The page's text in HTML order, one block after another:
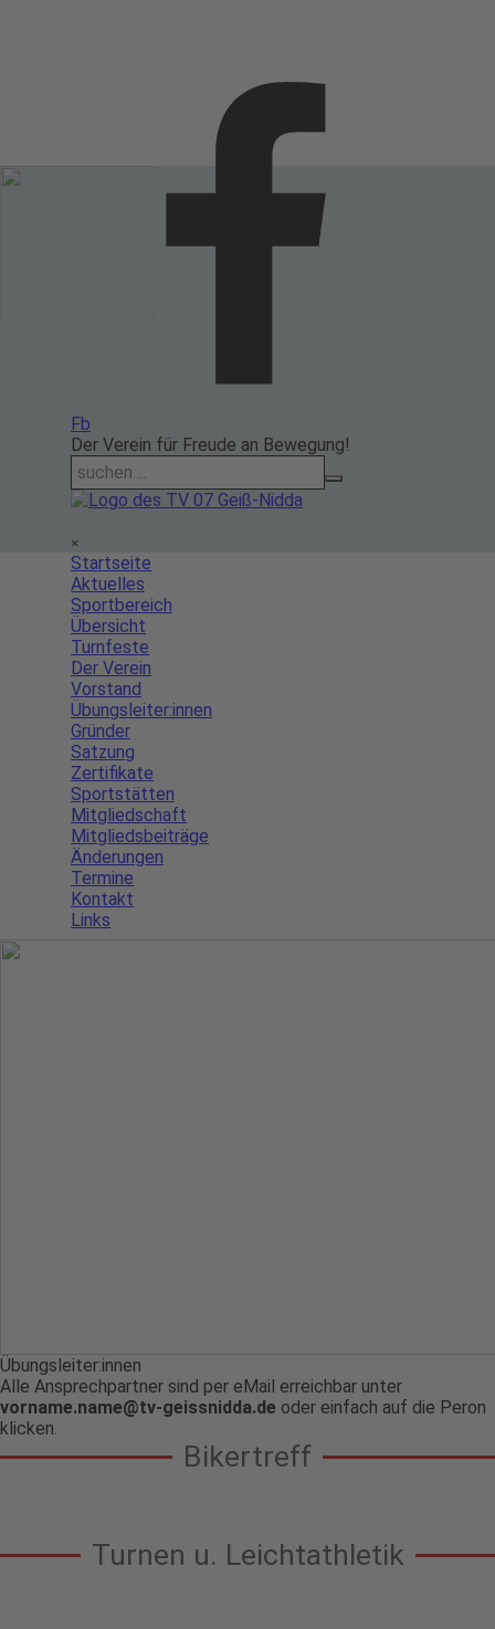
Fb
Der Verein für Freude an Bewegung!
×
Startseite
Aktuelles
Sportbereich
Übersicht
Turnfeste
Der Verein
Vorstand
Übungsleiter:innen
Gründer
Satzung
Zertifikate
Sportstätten
Mitgliedschaft
Mitgliedsbeiträge
Änderungen
Termine
Kontakt
Links
Übungsleiter:innen
Alle Ansprechpartner sind per eMail erreichbar unter
vorname.name@tv-geissnidda.de oder einfach auf die Peron
klicken.
Bikertreff
Turnen u. Leichtathletik